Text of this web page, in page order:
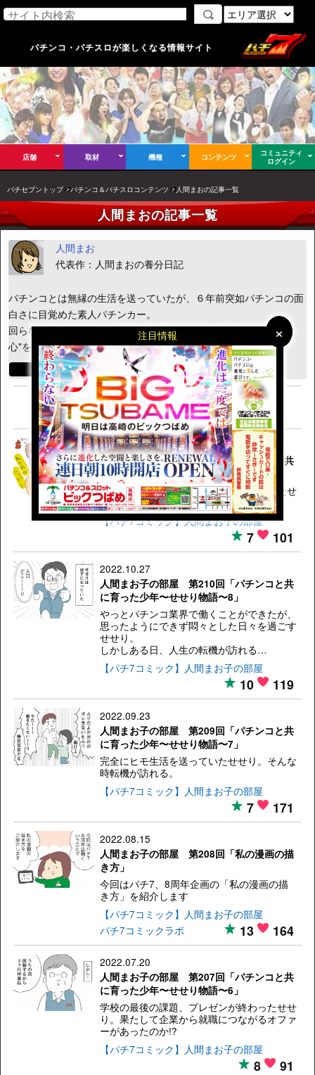
×
×
注目情報
パチンコ・パチスロが楽しくなる情報サイト
店舗 取材 機種 コンテンツ
コミュニティ
ログイン
パチセブントップ パチンコ＆パチスロコンテンツ 人間まおの記事一覧
人間まおの記事一覧
人間まお
代表作：人間まおの養分日記
パチンコとは無縁の生活を送っていたが、６年前突如パチンコの面
白さに目覚めた素人パチンカー。
回らなくても打ち続ける"根性"。負けてもすぐ立ち直る"前向きな
心"をパチンコのおかげで手に入れる。
1 3 4 5
2022.11.25
人間まお子の部屋 第211回「パチンコと共
に育った少年〜せせり物語〜9 完結」
やっとパチンコの演者として活動し始めたせ
せり。しかしコロナが訪れ…!?
【パチ7コミック】人間まお子の部屋
7 101
2022.10.27
人間まお子の部屋 第210回「パチンコと共
に育った少年〜せせり物語〜8」
やっとパチンコ業界で働くことができたが、
思ったようにできず悶々とした日々を過ごす
せせり。
しかしある日、人生の転機が訪れる…
【パチ7コミック】人間まお子の部屋
10 119
2022.09.23
人間まお子の部屋 第209回「パチンコと共
に育った少年〜せせり物語〜7」
完全にヒモ生活を送っていたせせり。そんな
時転機が訪れる。
【パチ7コミック】人間まお子の部屋
7 171
2022.08.15
人間まお子の部屋 第208回「私の漫画の描
き方」
今回はパチ7、8周年企画の「私の漫画の描
き方」を紹介します
【パチ7コミック】人間まお子の部屋
パチ7コミックラボ
13 164
2022.07.20
人間まお子の部屋 第207回「パチンコと共
に育った少年〜せせり物語〜6」
学校の最後の課題、プレゼンが終わったせせ
り。果たして企業から就職につながるオファ
ーがあったのか!?
【パチ7コミック】人間まお子の部屋
8 91